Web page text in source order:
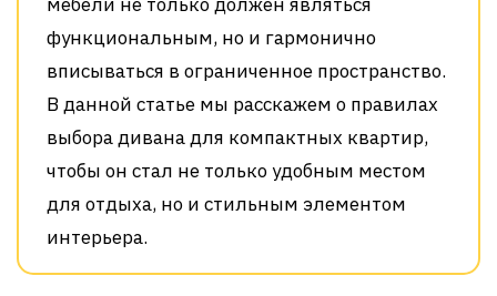
функциональным, но и гармонично
вписываться в ограниченное пространство.
В данной статье мы расскажем о правилах
выбора дивана для компактных квартир,
чтобы он стал не только удобным местом
для отдыха, но и стильным элементом
интерьера.